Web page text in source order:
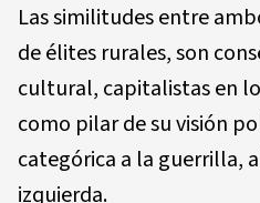
Las similitudes entre
de élites rurales, son
cultural, capitalistas en
como pilar de su visión
categórica a la guerrilla,
izquierda.